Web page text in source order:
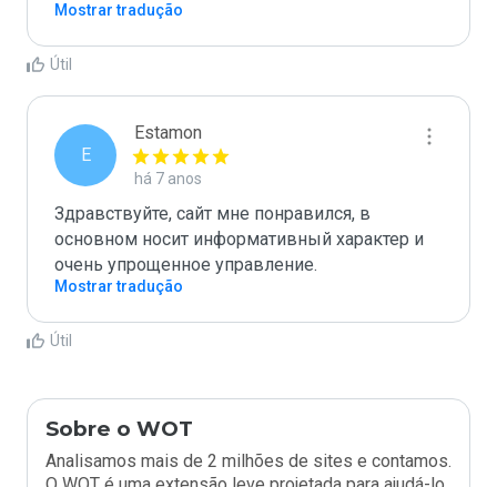
Mostrar tradução
Útil
E
Estamon
há 7 anos
Здравствуйте, сайт мне понравился, в
основном носит информативный характер и
очень упрощенное управление.
Mostrar tradução
Útil
Sobre o WOT
Analisamos mais de 2 milhões de sites e contamos.